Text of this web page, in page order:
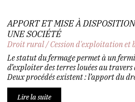
APPORT ET MISE À
UNE SOCIÉTÉ
Droit rural/Cession d'exploitation et
Le statut du fermage permet à un
d’exploiter des terres louées au travers
Deux procédés existent : l’apport du
Lire la suite